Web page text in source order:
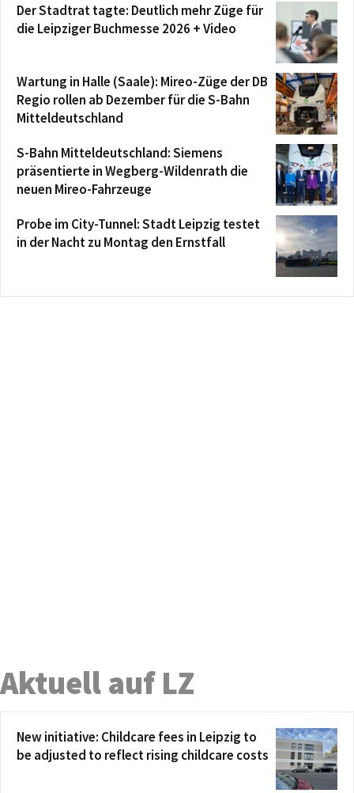
Der Stadtrat tagte: Deutlich mehr Züge für
die Leipziger Buchmesse 2026 + Video
Wartung in Halle (Saale): Mireo-Züge der DB
Regio rollen ab Dezember für die S-Bahn
Mitteldeutschland
S-Bahn Mitteldeutschland: Siemens
präsentierte in Wegberg-Wildenrath die
neuen Mireo-Fahrzeuge
Probe im City-Tunnel: Stadt Leipzig testet
in der Nacht zu Montag den Ernstfall
Aktuell auf LZ
New initiative: Childcare fees in Leipzig to
be adjusted to reflect rising childcare costs